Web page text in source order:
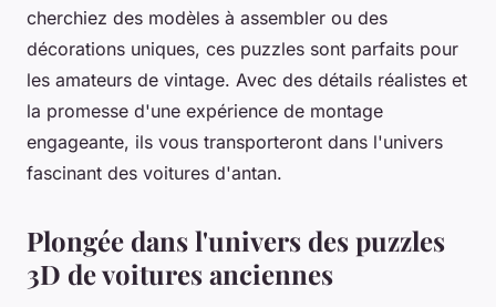
cherchiez des modèles à assembler ou des
décorations uniques, ces puzzles sont parfaits pour
les amateurs de vintage. Avec des détails réalistes et
la promesse d'une expérience de montage
engageante, ils vous transporteront dans l'univers
fascinant des voitures d'antan.
Plongée dans l'univers des puzzles
3D de voitures anciennes